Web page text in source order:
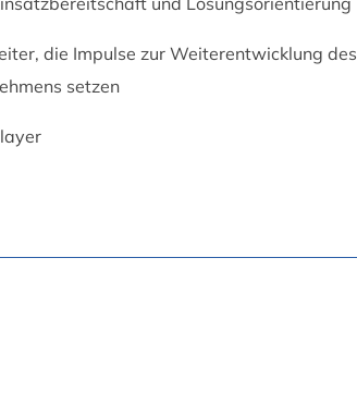
die Impulse zur Weiterentwicklung des
setzen